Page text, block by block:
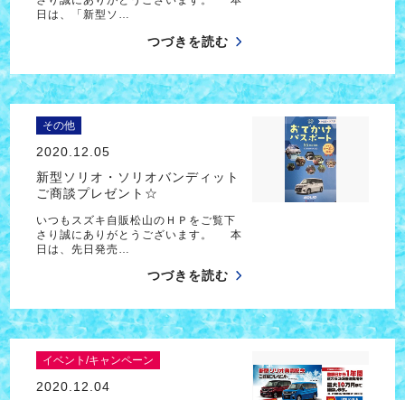
日は、「新型ソ…
つづきを読む
その他
2020.12.05
新型ソリオ・ソリオバンディット
ご商談プレゼント☆
いつもスズキ自販松山のＨＰをご覧下
さり誠にありがとうございます。 本
日は、先日発売…
つづきを読む
イベント/キャンペーン
2020.12.04